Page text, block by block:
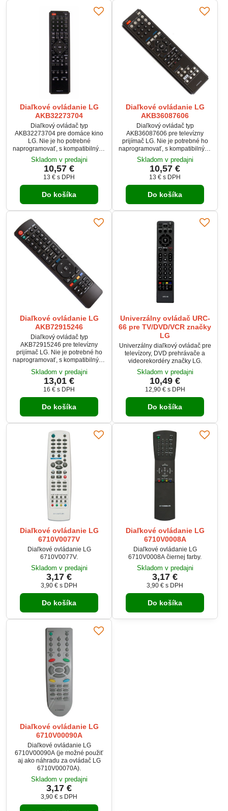
Diaľkové ovládanie LG
AKB32273704
Diaľkový ovládač typ
AKB32273704 pre domáce kino
LG. Nie je ho potrebné
naprogramovať, s kompatibilnými
zariadeniami hneď funguje.
Skladom v predajni
10,57 €
13 € s DPH
Do košíka
Diaľkové ovládanie LG
AKB36087606
Diaľkový ovládač typ
AKB36087606 pre televízny
prijímač LG. Nie je potrebné ho
naprogramovať, s kompatibilnými
zariadeniami hneď funguje.
Skladom v predajni
10,57 €
13 € s DPH
Do košíka
Diaľkové ovládanie LG
AKB72915246
Diaľkový ovládač typ
AKB72915246 pre televízny
prijímač LG. Nie je potrebné ho
naprogramovať, s kompatibilnými
Skladom v predajni
13,01 €
16 € s DPH
Do košíka
Univerzálny ovládač URC-
66 pre TV/DVD/VCR značky
LG
Univerzálny diaľkový ovládač pre
televízory, DVD prehrávače a
videorekordéry značky LG.
Skladom v predajni
10,49 €
12,90 € s DPH
Do košíka
Diaľkové ovládanie LG
6710V0077V
Diaľkové ovládanie LG
6710V0077V.
Skladom v predajni
3,17 €
3,90 € s DPH
Do košíka
Diaľkové ovládanie LG
6710V0008A
Diaľkové ovládanie LG
6710V0008A čiernej farby.
Skladom v predajni
3,17 €
3,90 € s DPH
Do košíka
Diaľkové ovládanie LG
6710V00090A
Diaľkové ovládanie LG
6710V00090A (je možné použiť
aj ako náhradu za ovládač LG
6710V00070A).
Skladom v predajni
3,17 €
3,90 € s DPH